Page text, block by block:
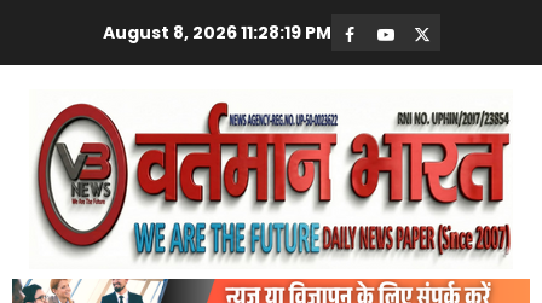
content
August 8, 202611:28:20 PM Facebook
Youtube
X